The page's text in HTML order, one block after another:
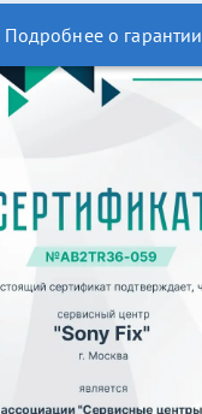
Подробнее о гарантии